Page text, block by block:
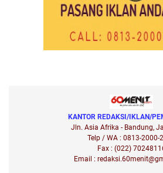
KANTOR REDAKSI/IKLAN/
Jln. Asia Afrika - Bandung,
Telp / WA : 0813-2000-
Fax : (022)
Email :